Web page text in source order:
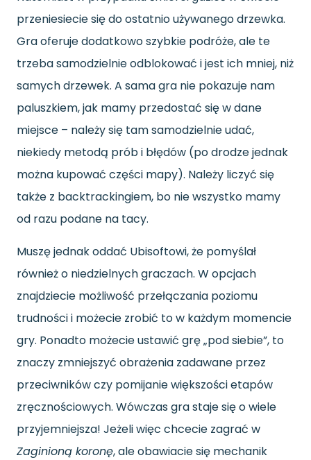
przeniesiecie się do ostatnio używanego drzewka.
Gra oferuje dodatkowo szybkie podróże, ale te
trzeba samodzielnie odblokować i jest ich mniej, niż
samych drzewek. A sama gra nie pokazuje nam
paluszkiem, jak mamy przedostać się w dane
miejsce – należy się tam samodzielnie udać,
niekiedy metodą prób i błędów (po drodze jednak
można kupować części mapy). Należy liczyć się
także z backtrackingiem, bo nie wszystko mamy
od razu podane na tacy.
Muszę jednak oddać Ubisoftowi, że pomyślał
również o niedzielnych graczach. W opcjach
znajdziecie możliwość przełączania poziomu
trudności i możecie zrobić to w każdym momencie
gry. Ponadto możecie ustawić grę „pod siebie”, to
znaczy zmniejszyć obrażenia zadawane przez
przeciwników czy pomijanie większości etapów
zręcznościowych. Wówczas gra staje się o wiele
przyjemniejsza! Jeżeli więc chcecie zagrać w
Zaginioną koronę, ale obawiacie się mechanik